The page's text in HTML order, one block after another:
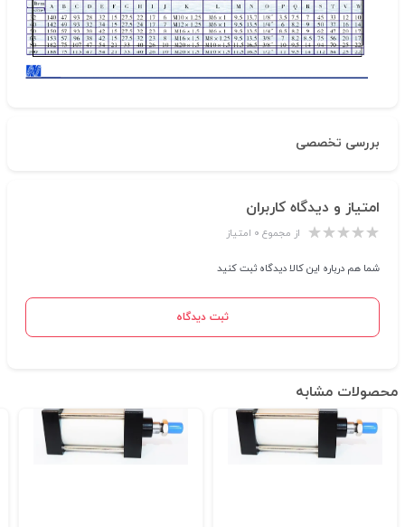
بررسی تخصصی
امتیاز و دیدگاه کاربران
از مجموع ۰ امتیاز
شما هم درباره این کالا دیدگاه ثبت کنید
ثبت دیدگاه
محصولات مشابه